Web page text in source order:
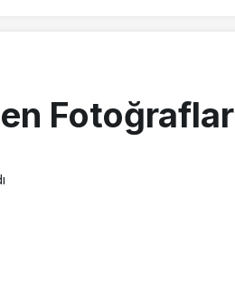
Fotoğraflar